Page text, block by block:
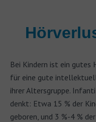
Bei Kindern ist ein gutes
für eine gute
ihrer Altersgruppe.
denkt: Etwa 15 % der
geboren, und 3 %-4 %